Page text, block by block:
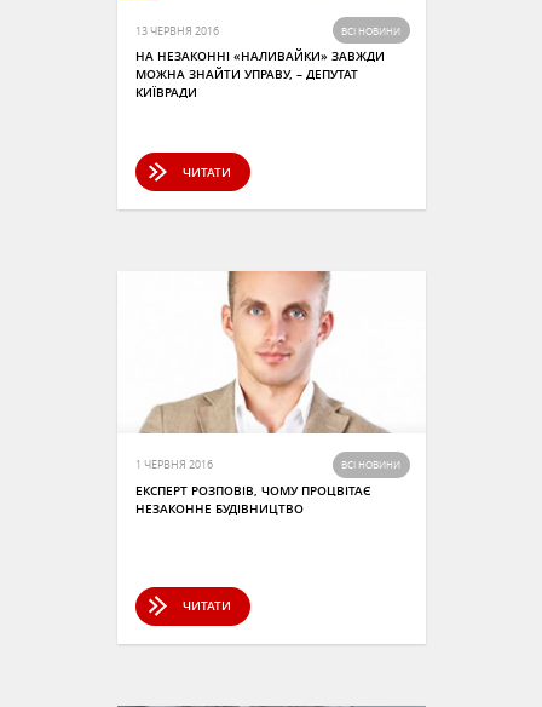
13 ЧЕРВНЯ 2016 ВСІ НОВИНИ
НА НЕЗАКОННІ «НАЛИВАЙКИ» ЗАВЖДИ
МОЖНА ЗНАЙТИ УПРАВУ, – ДЕПУТАТ
КИЇВРАДИ
ЧИТАТИ
1 ЧЕРВНЯ 2016 ВСІ НОВИНИ
ЕКСПЕРТ РОЗПОВІВ, ЧОМУ ПРОЦВІТАЄ
НЕЗАКОННЕ БУДІВНИЦТВО
ЧИТАТИ